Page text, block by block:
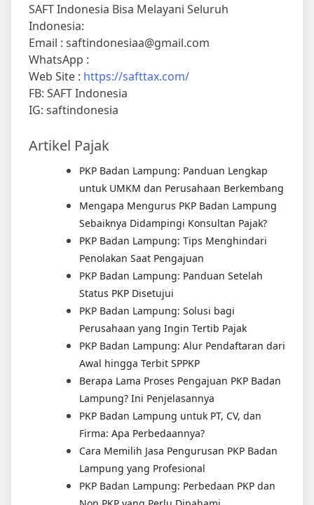
SAFT Indonesia Bisa Melayani Seluruh
Indonesia:
Email : saftindonesiaa@gmail.com
WhatsApp :
Web Site : https://safttax.com/
FB: SAFT Indonesia
IG: saftindonesia
Artikel Pajak
PKP Badan Lampung: Panduan Lengkap
untuk UMKM dan Perusahaan Berkembang
Mengapa Mengurus PKP Badan Lampung
Sebaiknya Didampingi Konsultan Pajak?
PKP Badan Lampung: Tips Menghindari
Penolakan Saat Pengajuan
PKP Badan Lampung: Panduan Setelah
Status PKP Disetujui
PKP Badan Lampung: Solusi bagi
Perusahaan yang Ingin Tertib Pajak
PKP Badan Lampung: Alur Pendaftaran dari
Awal hingga Terbit SPPKP
Berapa Lama Proses Pengajuan PKP Badan
Lampung? Ini Penjelasannya
PKP Badan Lampung untuk PT, CV, dan
Firma: Apa Perbedaannya?
Cara Memilih Jasa Pengurusan PKP Badan
Lampung yang Profesional
PKP Badan Lampung: Perbedaan PKP dan